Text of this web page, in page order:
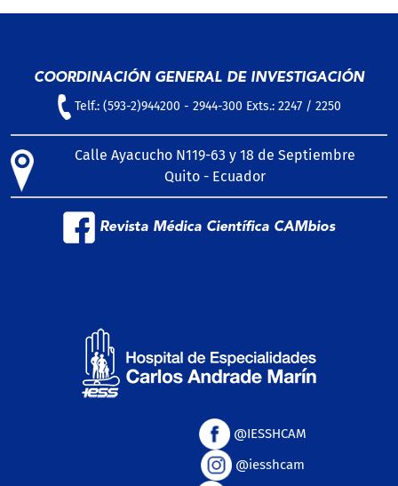
COORDINACIÓN GENERAL DE INVESTIGACIÓN
Telf.: (593-2)944200 - 2944-300 Exts.: 2247 / 2250
Calle Ayacucho N119-63 y 18 de Septiembre
Quito - Ecuador
Revista Médica Científica CAMbios
@IESSHCAM
@iesshcam